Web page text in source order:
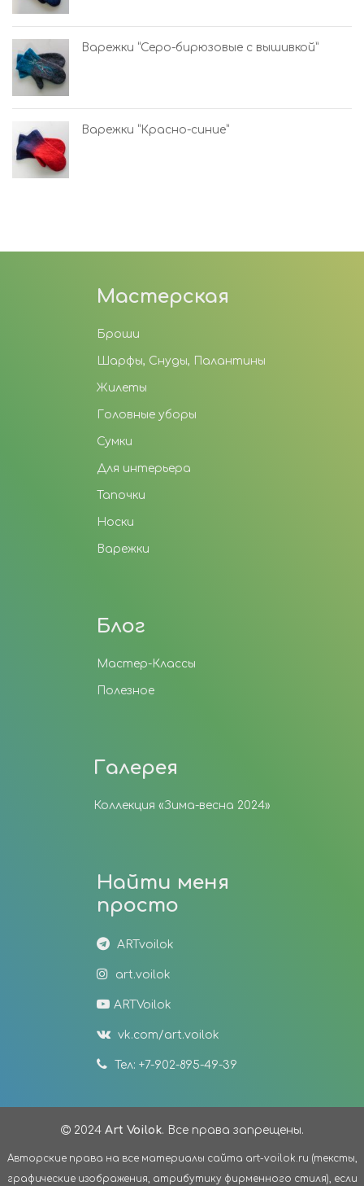
Варежки “Серо-бирюзовые с вышивкой”
Варежки “Красно-синие”
Мастерская
Броши
Шарфы, Снуды, Палантины
Жилеты
Головные уборы
Сумки
Для интерьера
Тапочки
Носки
Варежки
Блог
Мастер-Классы
Полезное
Галерея
Коллекция «Зима-весна 2024»
Найти меня
просто
ARTvoilok
art.voilok
ARTVoilok
vk.com/art.voilok
Тел: +7-902-895-49-39
2024 Art Voilok. Все права запрещены.
Авторские права на все материалы сайта art-voilok.ru (тексты,
графические изображения, атрибутику фирменного стиля), если